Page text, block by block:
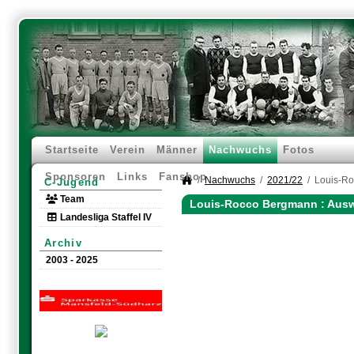
Startseite Verein Männer Nachwuchs Fotos
Sponsoren Links Fanshop
C-Jugend
Team
Landesliga Staffel IV
Archiv
2003 - 2025
Nachwuchs 2021/22 Louis-
Louis-Rocco Bergmann :